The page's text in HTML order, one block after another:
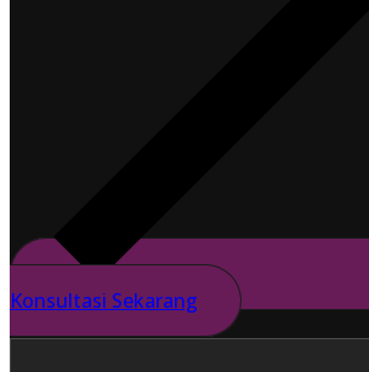
Konsultasi Sekarang